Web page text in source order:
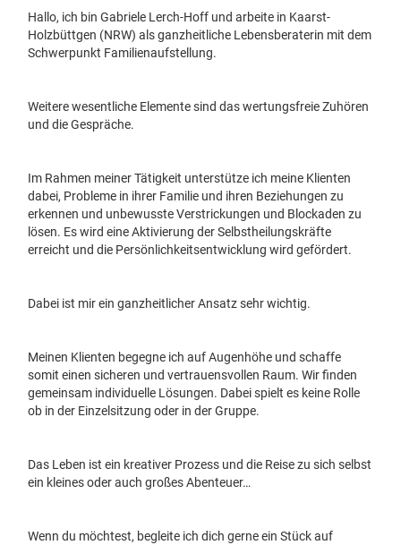
Hallo, ich bin Gabriele Lerch-Hoff und arbeite in Kaarst-
Holzbüttgen (NRW) als ganzheitliche Lebensberaterin mit dem
Schwerpunkt Familienaufstellung.
Weitere wesentliche Elemente sind das wertungsfreie Zuhören
und die Gespräche.
Im Rahmen meiner Tätigkeit unterstütze ich meine Klienten
dabei, Probleme in ihrer Familie und ihren Beziehungen zu
erkennen und unbewusste Verstrickungen und Blockaden zu
lösen. Es wird eine Aktivierung der Selbstheilungskräfte
erreicht und die Persönlichkeitsentwicklung wird gefördert.
Dabei ist mir ein ganzheitlicher Ansatz sehr wichtig.
Meinen Klienten begegne ich auf Augenhöhe und schaffe
somit einen sicheren und vertrauensvollen Raum. Wir finden
gemeinsam individuelle Lösungen. Dabei spielt es keine Rolle
ob in der Einzelsitzung oder in der Gruppe.
Das Leben ist ein kreativer Prozess und die Reise zu sich selbst
ein kleines oder auch großes Abenteuer…
Wenn du möchtest, begleite ich dich gerne ein Stück auf